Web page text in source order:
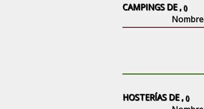
CAMPINGS DE ,()
Nombre
HOSTERÍAS DE ,()